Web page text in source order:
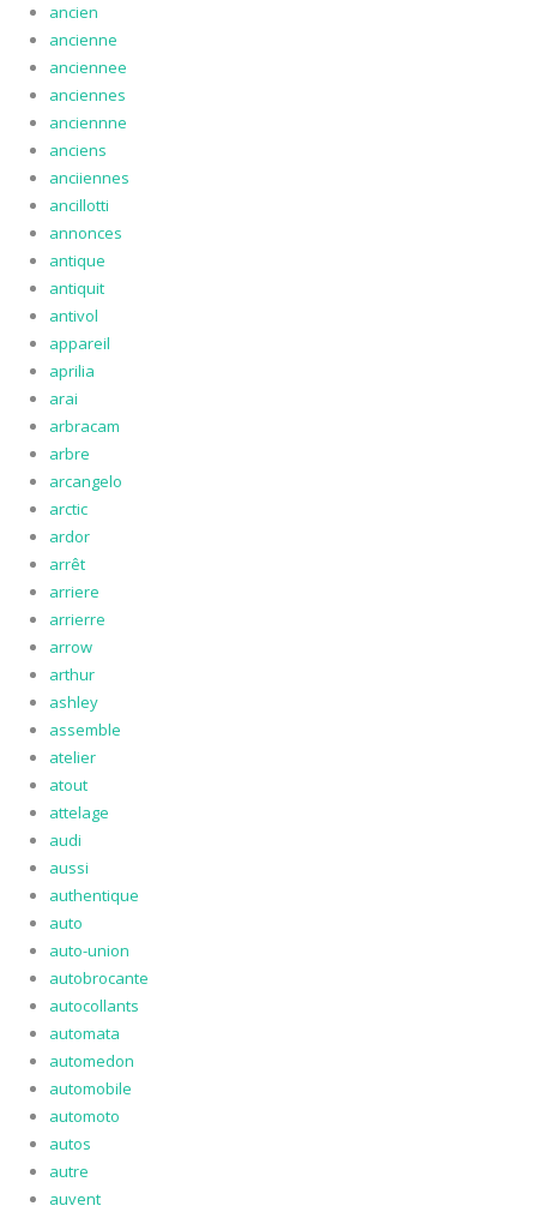
ancien
ancienne
anciennee
anciennes
anciennne
anciens
anciiennes
ancillotti
annonces
antique
antiquit
antivol
appareil
aprilia
arai
arbracam
arbre
arcangelo
arctic
ardor
arrêt
arriere
arrierre
arrow
arthur
ashley
assemble
atelier
atout
attelage
audi
aussi
authentique
auto
auto-union
autobrocante
autocollants
automata
automedon
automobile
automoto
autos
autre
auvent